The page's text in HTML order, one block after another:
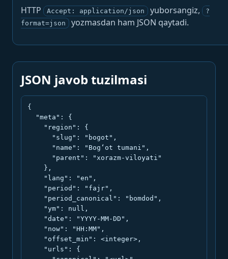
HTTP
Accept: application/json yuborsangiz,
?
format=json
yozmasdan ham JSON qaytadi.
JSON javob tuzilmasi
{
  "meta": {
    "region": {
      "slug": "bogot",
      "name": "Bog‘ot tumani",
      "parent": "xorazm-viloyati"
    },
    "lang": "en",
    "period": "fajr",
    "period_canonical": "bomdod",
    "ym": null,
    "date": "YYYY-MM-DD",
    "now": "HH:MM",
    "offset_min": <integer>,
    "urls": {